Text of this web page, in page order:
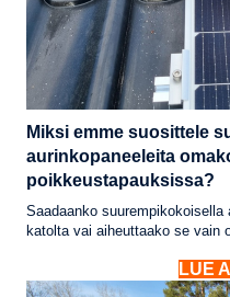
Miksi emme suosittele
aurinkopaneeleita
poikkeustapauksissa?
Saadaanko suurempikokoisella
katolta vai aiheuttaako se vain
LUE